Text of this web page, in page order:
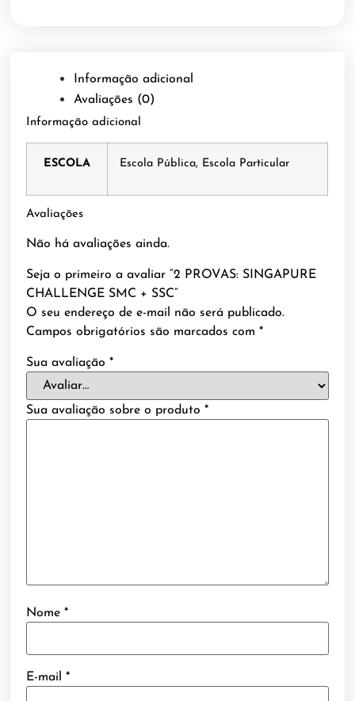
Informação adicional
Avaliações (0)
Informação adicional
ESCOLA Escola Pública, Escola Particular
Avaliações
Não há avaliações ainda.
Seja o primeiro a avaliar “2 PROVAS: SINGAPURE
CHALLENGE SMC + SSC”
O seu endereço de e-mail não será publicado.
Campos obrigatórios são marcados com*
Sua avaliação*
Sua avaliação sobre o produto*
Nome*
E-mail*